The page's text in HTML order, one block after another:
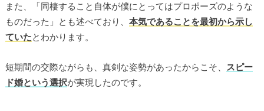
また、「同棲すること自体が僕にとってはプロポーズのような
ものだった」とも述べており、 本気であることを最初から示し
ていたとわかります。
短期間の交際ながらも、真剣な姿勢があったからこそ、
スピー
ド婚という選択が実現したのです。